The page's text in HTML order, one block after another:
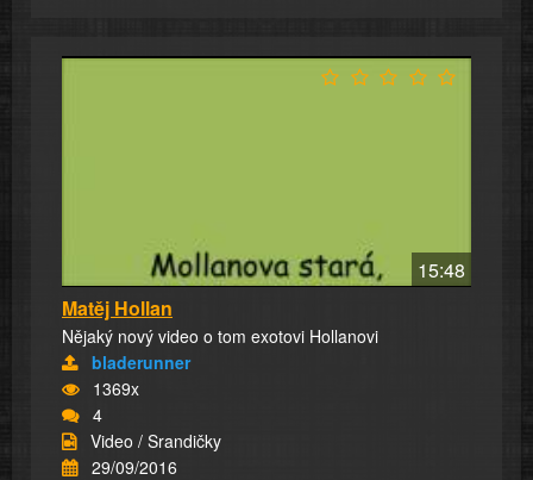
15:48
Matěj Hollan
Nějaký nový video o tom exotovi Hollanovi
bladerunner
1369x
4
Video / Srandičky
29/09/2016